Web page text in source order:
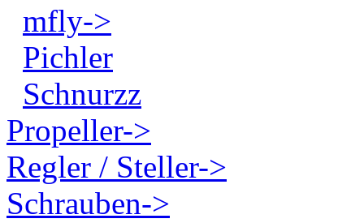
mfly->
Pichler
Schnurzz
Propeller->
Regler / Steller->
Schrauben->